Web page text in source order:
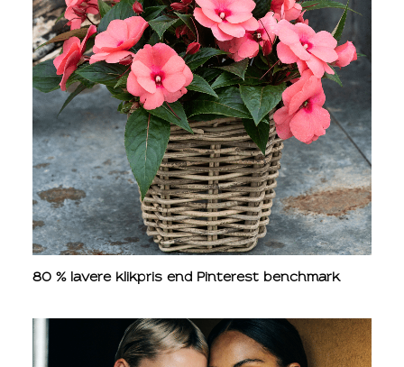
80 % lavere klikpris end Pinterest benchmark